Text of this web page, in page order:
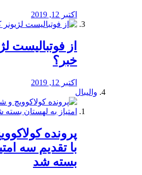
اکتبر 12, 2019
از فوتبالیست
خبر؟
اکتبر 12, 2019
والیبال
پرونده
با تقدیم سه
بسته شد